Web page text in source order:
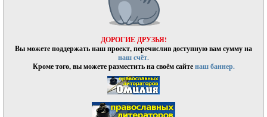
ДОРОГИЕ ДРУЗЬЯ!
Вы можете поддержать наш проект, перечислив доступную вам сумму на
наш счёт.
Кроме того, вы можете разместить на своём сайтенаш баннер.